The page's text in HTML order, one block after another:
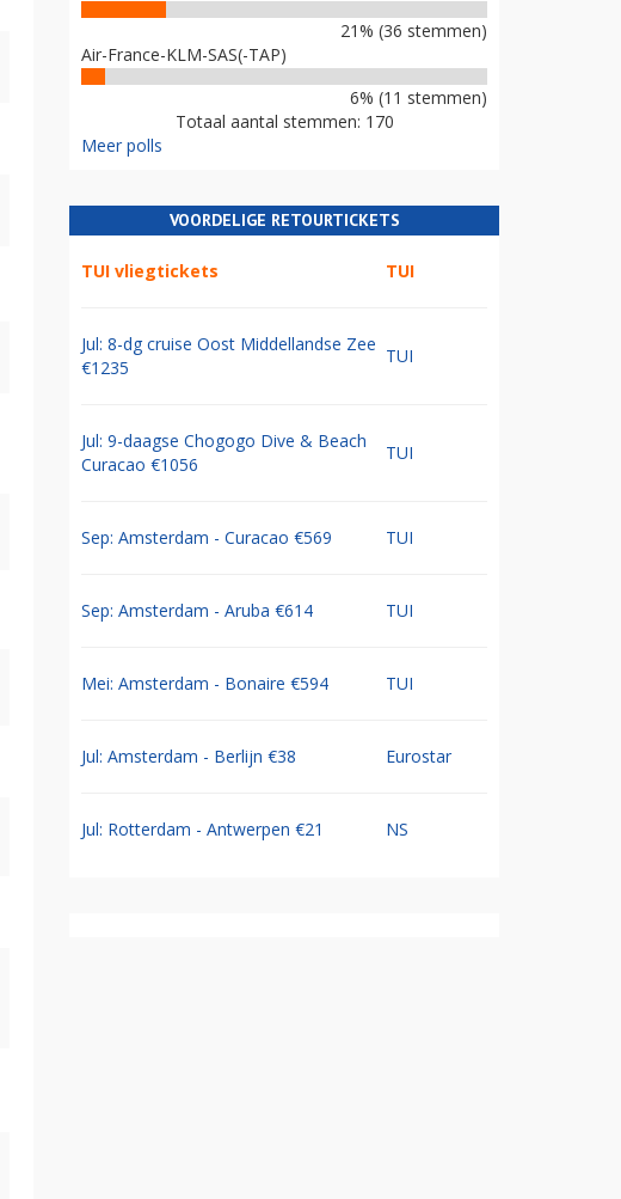
21% (36 stemmen)
Air-France-KLM-SAS(-TAP)
6% (11 stemmen)
Totaal aantal stemmen: 170
Meer polls
VOORDELIGE RETOURTICKETS
TUI vliegtickets TUI
Jul: 8-dg cruise Oost Middellandse Zee
€1235
TUI
Jul: 9-daagse Chogogo Dive & Beach
Curacao €1056
TUI
Sep: Amsterdam - Curacao €569 TUI
Sep: Amsterdam - Aruba €614 TUI
Mei: Amsterdam - Bonaire €594 TUI
Jul: Amsterdam - Berlijn €38 Eurostar
Jul: Rotterdam - Antwerpen €21 NS